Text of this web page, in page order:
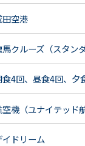
田空港
馬クルーズ（スタン
食4回、昼食4回、夕
機（ユナイテッド航
イドリーム